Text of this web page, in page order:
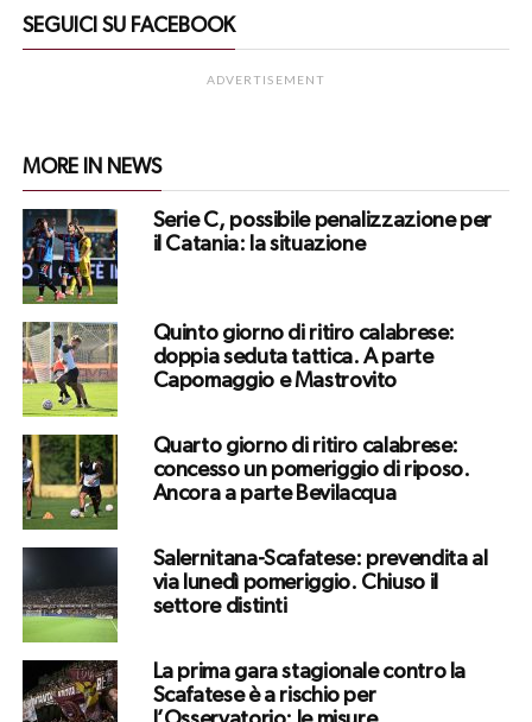
SEGUICI SU FACEBOOK
ADVERTISEMENT
MORE IN NEWS
Serie C, possibile penalizzazione per
il Catania: la situazione
Quinto giorno di ritiro calabrese:
doppia seduta tattica. A parte
Capomaggio e Mastrovito
Quarto giorno di ritiro calabrese:
concesso un pomeriggio di riposo.
Ancora a parte Bevilacqua
Salernitana-Scafatese: prevendita al
via lunedì pomeriggio. Chiuso il
settore distinti
La prima gara stagionale contro la
Scafatese è a rischio per